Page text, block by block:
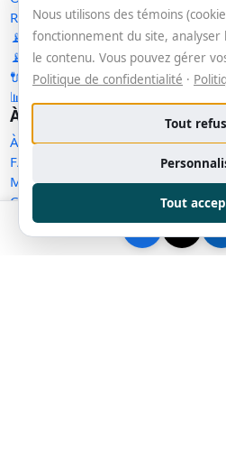
Raccourcir un lien
📡 RSS — Concentré IA
📡 RSS — Nouveaux outils
🔌 API publique
📊 Statistiques
À propos
À propos
FAQ
Méthodologie
Contact
Statut des services
Confidentialité
Nous utilisons des témoins
fonctionnement du site,
le contenu. Vous pouvez gérer
Politique de confidentialité ·
Tout
Tout